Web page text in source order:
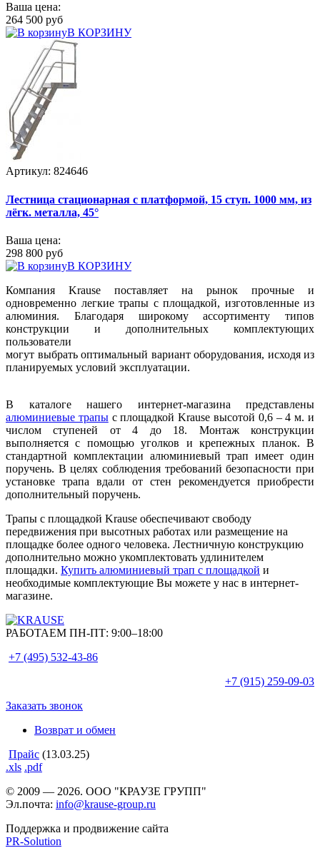
Ваша цена:
264 500 руб
В КОРЗИНУ
Артикул: 824646
Лестница стационарная с платформой, 15 ступ. 1000 мм, из
лёгк. металла, 45°
Ваша цена:
298 800 руб
В КОРЗИНУ
Компания Krause поставляет на рынок прочные и
одновременно легкие трапы с площадкой, изготовленные из
алюминия. Благодаря широкому ассортименту типов
конструкции и дополнительных комплектующих
пользователи
могут выбрать оптимальный вариант оборудования, исходя из
планируемых условий эксплуатации.
В каталоге нашего интернет-магазина представлены
алюминиевые трапыc площадкой Krause высотой 0,6 – 4 м. и
числом ступеней от 4 до 18. Монтаж конструкции
выполняется с помощью уголков и крепежных планок. В
стандартной комплектации алюминиевый трап имеет один
поручень. В целях соблюдения требований безопасности при
установке трапа вдали от стен рекомендуется приобрести
дополнительный поручень.
Трапы с площадкой Krause обеспечивают свободу
передвижения при высотных работах или размещение на
площадке более одного человека. Лестничную конструкцию
дополнительно можно укомплектовать удлинителем
площадки. Купить алюминиевый трап с площадкой и
необходимые комплектующие Вы можете у нас в интернет-
магазине.
РАБОТАЕМ ПН-ПТ: 9:00–18:00
+7 (495) 532-43-86
+7 (915) 259-09-03
Заказать звонок
Возврат и обмен
Прайс (13.03.25)
.xls .pdf
© 2009 — 2026. ООО "КРАУЗЕ ГРУПП"
Эл.почта: info@krause-group.ru
Поддержка и продвижение сайта
PR-Solution